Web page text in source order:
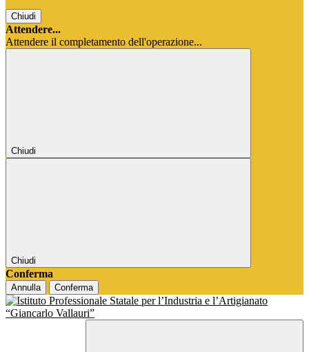
Chiudi
Attendere...
Attendere il completamento dell'operazione...
Chiudi
Chiudi
Conferma
Annulla Conferma